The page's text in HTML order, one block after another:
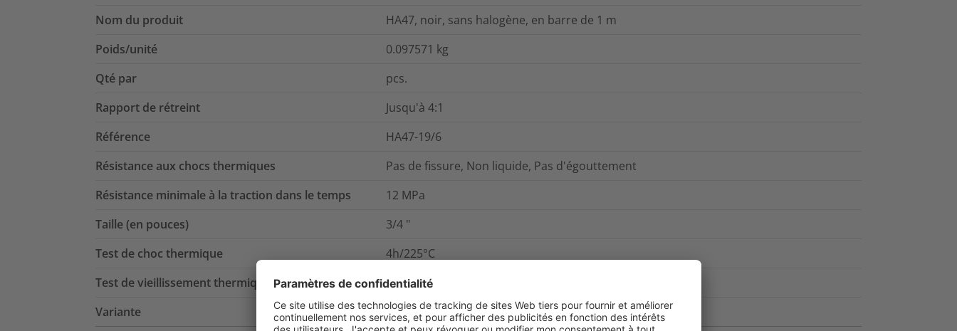
Nom du produit
HA47, noir, sans halogène, en barre de 1 m
Poids/unité
0.097571 kg
Qté par
pcs.
Rapport de rétreint
Jusqu'à 4:1
Référence
HA47-19/6
Résistance aux chocs thermiques
Pas de fissure, Non liquide, Pas d'égouttement
Résistance minimale à la traction dans le temps
12 MPa
Taille (en pouces)
3/4 "
Test de choc thermique
4h/225°C
Test de vieillissement thermique
168h/150°C
Variante
Paroi épaisse